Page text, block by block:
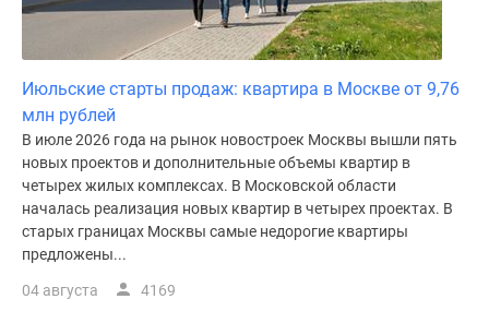
Июльские старты продаж: квартира в Москве от 9,76
млн рублей
В июле 2026 года на рынок новостроек Москвы вышли пять
новых проектов и дополнительные объемы квартир в
четырех жилых комплексах. В Московской области
началась реализация новых квартир в четырех проектах. В
старых границах Москвы самые недорогие квартиры
предложены...
04 августа 4169